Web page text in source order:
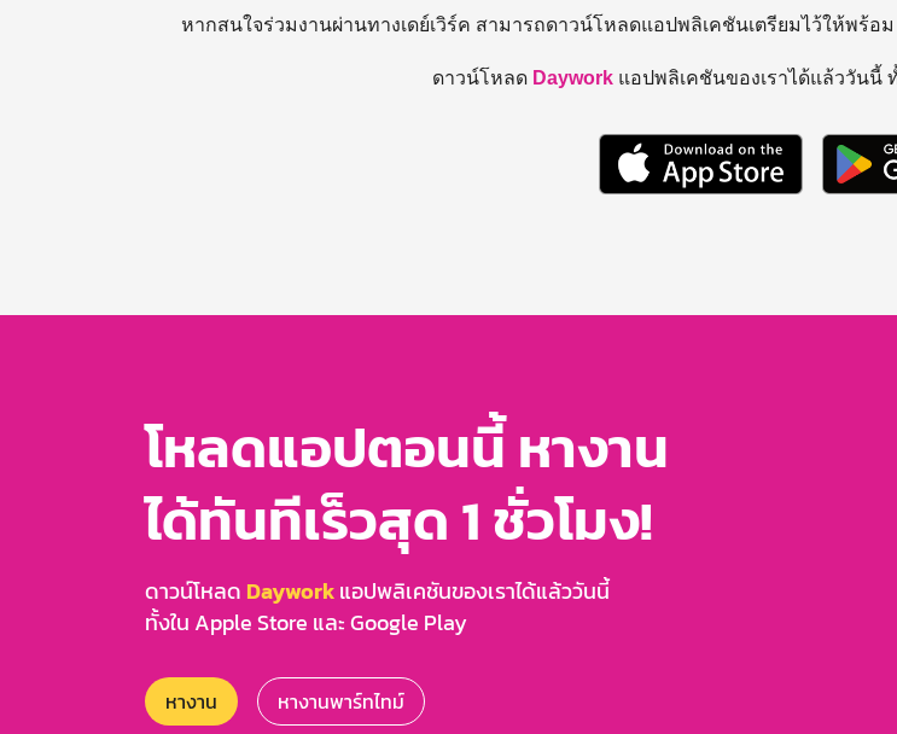
หากสนใจร่วมงานผ่านทางเดย์เวิร์ค สามารถดาวน์โหลดแอปพลิเคชันเตรียมไว้ให้พร้อม
ดาวน์โหลด Daywork แอปพลิเคชันของเราได้แล้ววันนี้
โหลดแอปตอนนี้ หางาน
ได้ทันทีเร็วสุด 1 ชั่วโมง!
ดาวน์โหลด Dayworkแอปพลิเคชันของเราได้แล้ววันนี้
ทั้งใน Apple Store และ Google Play
หางาน หางานพาร์ทไทม์